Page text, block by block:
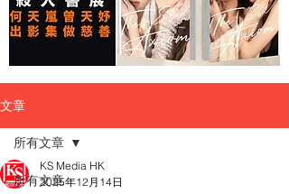
文章
所有文章
所有文章
KS Media HK
2025年12月14日